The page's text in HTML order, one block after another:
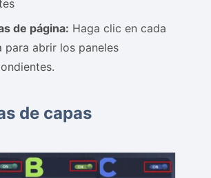
de página: Haga clic en cada
para abrir los paneles
de capas